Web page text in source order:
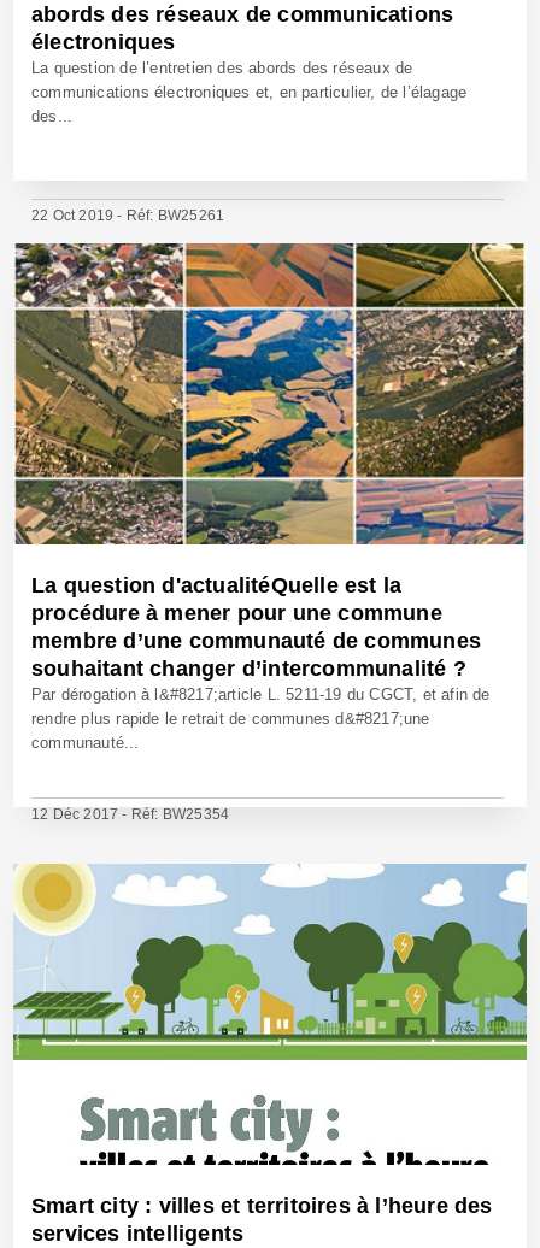
abords des réseaux de communications
électroniques
La question de l’entretien des abords des réseaux de
communications électroniques et, en particulier, de l’élagage
des...
22 Oct 2019 - Réf: BW25261
La question d'actualitéQuelle est la
procédure à mener pour une commune
membre d’une communauté de communes
souhaitant changer d’intercommunalité ?
Par dérogation à l&#8217;article L. 5211-19 du CGCT, et afin de
rendre plus rapide le retrait de communes d&#8217;une
communauté...
12 Déc 2017 - Réf: BW25354
Smart city : villes et territoires à l’heure des
services intelligents